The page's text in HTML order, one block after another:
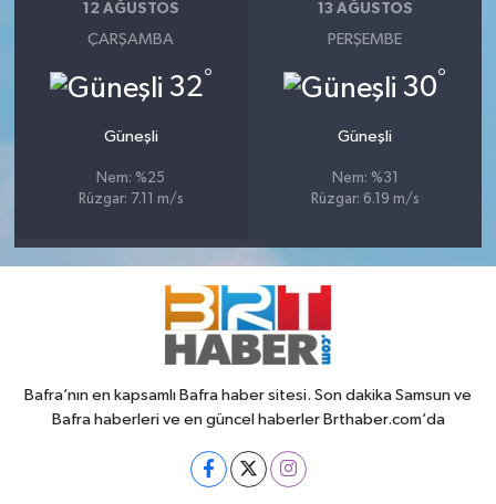
12 AĞUSTOS
ÇARŞAMBA
32°
Güneşli
Nem: %25
Rüzgar: 7.11 m/s
13 AĞUSTOS
PERŞEMBE
30°
Güneşli
Nem: %31
Rüzgar: 6.19 m/s
Bafra’nın en kapsamlı Bafra haber sitesi. Son dakika Samsun ve
Bafra haberleri ve en güncel haberler Brthaber.com’da